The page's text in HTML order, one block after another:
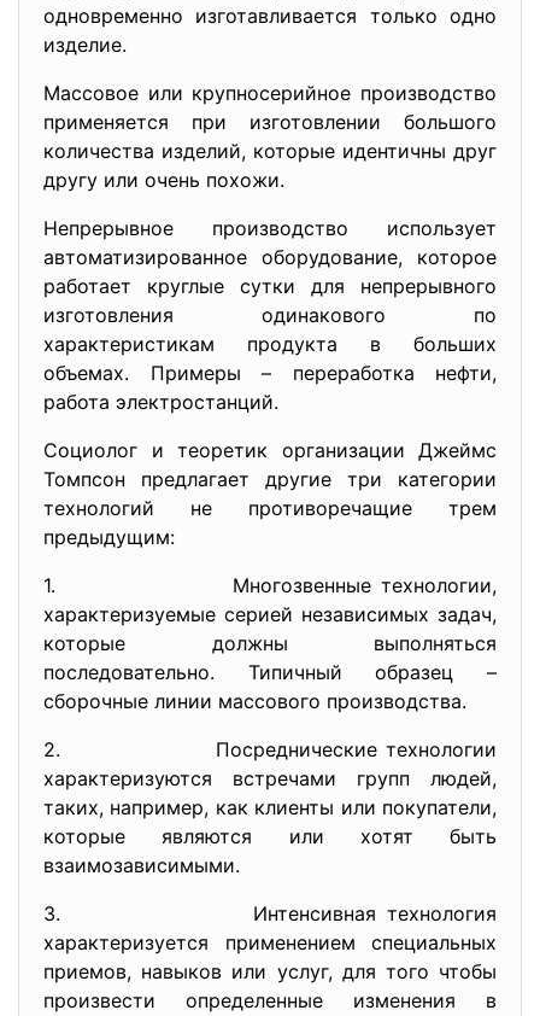
одновременно изготавливается только одно
изделие.
Массовое или крупносерийное производство
применяется при изготовлении большого
количества изделий, которые идентичны друг
другу или очень похожи.
Непрерывное производство использует
автоматизированное оборудование, которое
работает круглые сутки для непрерывного
изготовления одинакового по
характеристикам продукта в больших
объемах. Примеры – переработка нефти,
работа электростанций.
Социолог и теоретик организации Джеймс
Томпсон предлагает другие три категории
технологий не противоречащие трем
предыдущим:
1. Многозвенные технологии,
характеризуемые серией независимых задач,
которые должны выполняться
последовательно. Типичный образец –
сборочные линии массового производства.
2. Посреднические технологии
характеризуются встречами групп людей,
таких, например, как клиенты или покупатели,
которые являются или хотят быть
взаимозависимыми.
3. Интенсивная технология
характеризуется применением специальных
приемов, навыков или услуг, для того чтобы
произвести определенные изменения в